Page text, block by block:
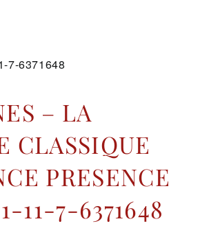
7-6371648
– LA
CLASSIQUE
PRESENCE
11-7-6371648